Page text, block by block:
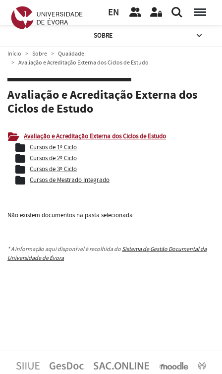
EN
SOBRE
Início Sobre
Qualidade
Avaliação e Acreditação Externa dos Ciclos de Estudo
Avaliação e Acreditação Externa dos
Ciclos de Estudo
Avaliação e Acreditação Externa dos Ciclos de Estudo
Cursos de 1º Ciclo
Cursos de 2º Ciclo
Cursos de 3º Ciclo
Cursos de Mestrado Integrado
Não existem documentos na pasta selecionada.
* A informação aqui disponível é recolhida do Sistema de Gestão Documental da
Universidade de Évora